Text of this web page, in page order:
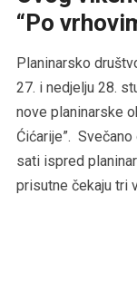
“Po
Planinarsko
27. i nedjelju 28.
nove planinarske
Ćićarije”.
sati ispred
prisutne čekaju tri